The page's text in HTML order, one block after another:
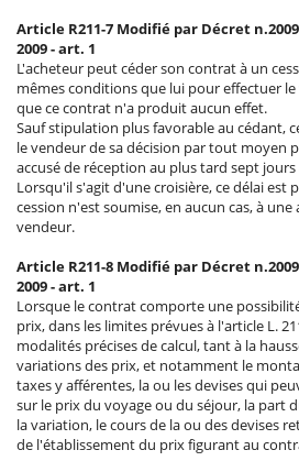
Article R211-7 Modifié par Décret
2009 - art. 1
L'acheteur peut céder son contrat à un
mêmes conditions que lui pour effectuer
que ce contrat n'a produit aucun effet.
Sauf stipulation plus favorable au cédant,
le vendeur de sa décision par tout moyen
accusé de réception au plus tard sept
Lorsqu'il s'agit d'une croisière, ce délai est
cession n'est soumise, en aucun cas, à
vendeur.
Article R211-8 Modifié par Décret
2009 - art. 1
Lorsque le contrat comporte une
prix, dans les limites prévues à l'article L.
modalités précises de calcul, tant à la
variations des prix, et notamment le
taxes y afférentes, la ou les devises qui
sur le prix du voyage ou du séjour, la part
la variation, le cours de la ou des devises
de l'établissement du prix figurant au